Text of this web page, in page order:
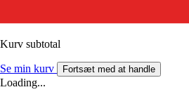
Kurv subtotal
Se min kurv Fortsæt med at handle
Loading...